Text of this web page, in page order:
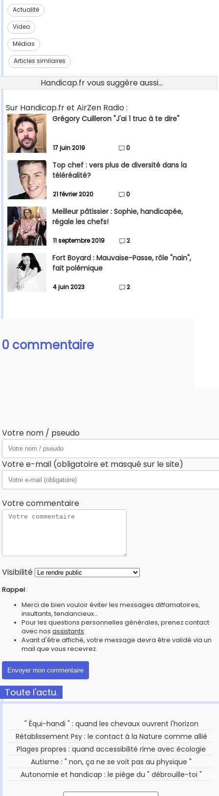
Actualité
Video
Médias
Articles similaires
Handicap.fr vous suggère aussi...
Sur Handicap.fr et AirZen Radio :
Grégory Cuilleron "J'ai 1 truc à te dire"
17 juin 2019 0
Top chef : vers plus de diversité dans la
téléréalité?
21 février 2020 0
Meilleur pâtissier : Sophie, handicapée,
régale les chefs!
11 septembre 2019 2
Fort Boyard : Mauvaise-Passe, rôle "nain",
fait polémique
4 juin 2023 2
0 commentaire
Votre nom / pseudo
Votre e-mail (obligatoire et masqué sur le site)
Votre commentaire
Visibilité
Rappel :
Merci de bien vouloir éviter les messages diffamatoires,
insultants, tendancieux...
Pour les questions personnelles générales, prenez contact
avec nos assistants
Avant d'être affiché, votre message devra être validé via un
mail que vous recevrez.
Toute l'actu.
" Équi-handi " : quand les chevaux ouvrent l'horizon
Rétablissement Psy : le contact à la Nature comme allié
Plages propres : quand accessibilité rime avec écologie
Autisme : " non, ça ne se voit pas au physique "
Autonomie et handicap : le piège du " débrouille-toi "